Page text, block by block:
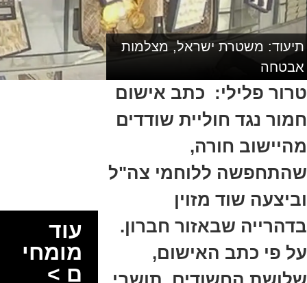
תיעוד: משטרת ישראל, מצלמות
אבטחה
טרור פלילי: כתב אישום
חמור נגד חוליית שודדים
מהיישוב חורה,
שהתחפשה ללוחמי צה"ל
וביצעה שוד מזוין
בדהרייה שבאזור חברון.
על פי כתב האישום,
עוד
מומחי
ם >
הסעות
מושלמת
לנגב,
לאילת